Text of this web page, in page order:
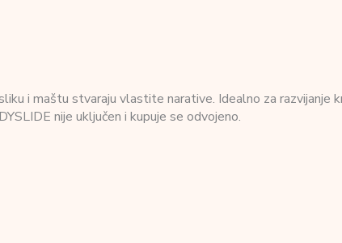
i maštu stvaraju vlastite narative. Idealno za razvijanje
nije uključen i kupuje se odvojeno.